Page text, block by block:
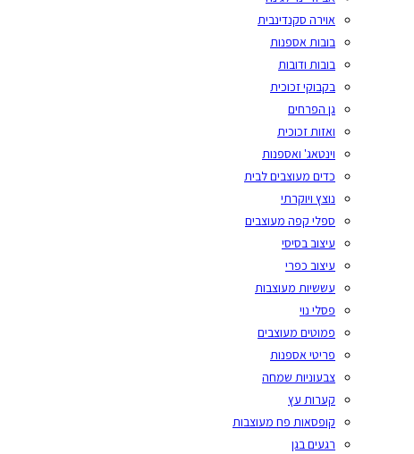
אוירה סקנדינבית
בובות אספנות
בובות ודובות
בקבוקי זכוכית
גן הפרחים
ואזות זכוכית
וינטאג' ואספנות
כדים מעוצבים לבית
נוצץ ויוקרתי
ספלי קפה מעוצבים
עיצוב בסיסי
עיצוב כפרי
עששיות מעוצבות
פסלי נוי
פמוטים מעוצבים
פריטי אספנות
צבעוניות שמחה
קערות עץ
קופסאות פח מעוצבות
רגעים בגן